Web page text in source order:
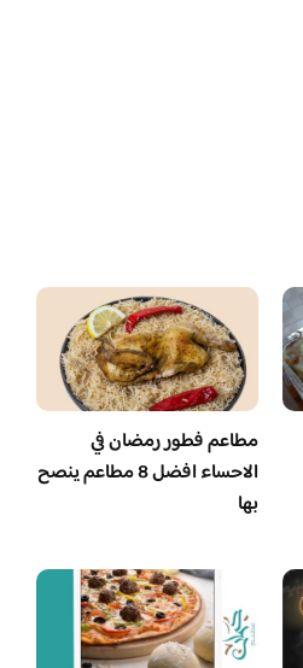
مطاعم فطور رمضان في
الاحساء افضل 8 مطاعم ينصح
بها